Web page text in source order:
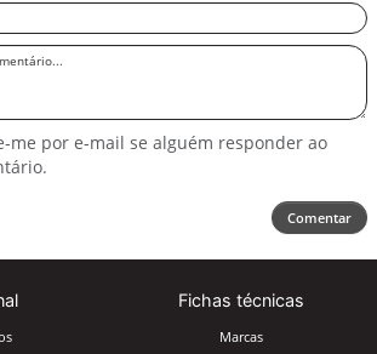
me por e-mail se alguém responder ao
Comentar
Fichas técnicas
Marcas